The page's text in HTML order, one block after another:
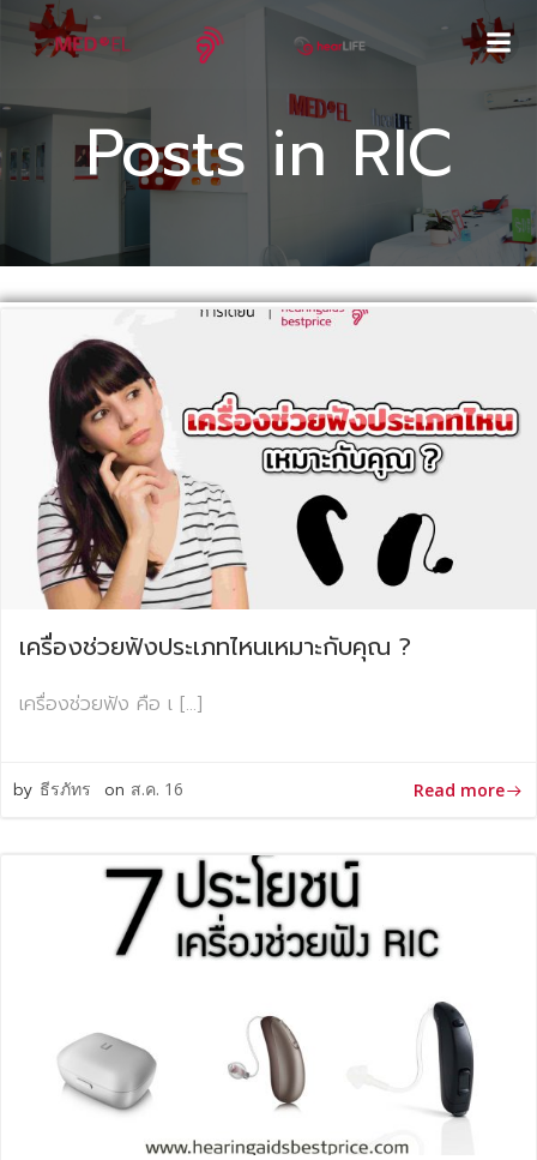
Posts in RIC
เครื่องช่วยฟังประเภทไหนเหมาะกับคุณ ?
เครื่องช่วยฟัง คือ เ […]
by ธีรภัทร on ส.ค. 16 Read more